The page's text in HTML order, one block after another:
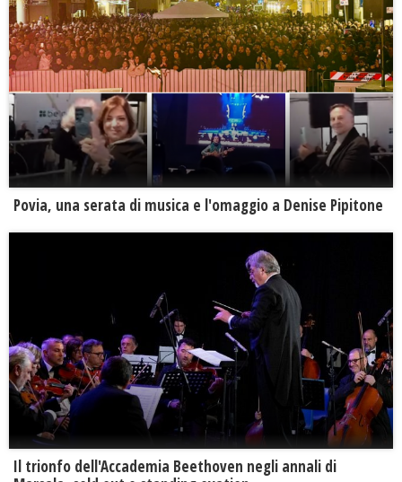
Povia, una serata di musica e l'omaggio a Denise Pipitone
Il trionfo dell'Accademia Beethoven negli annali di